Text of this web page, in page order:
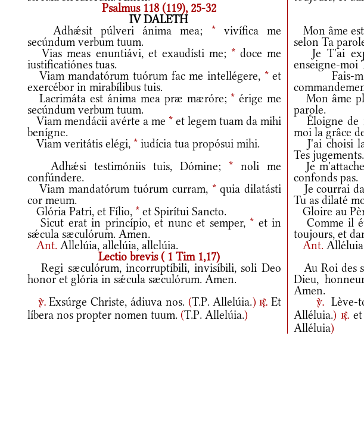
Psalmus 118 (119), 25-32
IV DALETH
Adhǽsit púlveri ánima mea; *vivífica me
secúndum verbum tuum.
Mon âme
selon Ta
Vias meas enuntiávi, et exaudísti me; *doce me
iustificatiónes tuas.
Je T'ai
enseigne-moi
Viam mandatórum tuórum fac me intellégere, *et
exercébor in mirabílibus tuis.
Fais-moi
Lacrimáta est ánima mea præ mæróre; * érige me
secúndum verbum tuum.
Mon âme
parole.
Viam mendácii avérte a me * et legem tuam da mihi
benígne.
Éloigne de
moi la grâce
Viam veritátis elégi, * iudícia tua propósui mihi.
J'ai choisi
Tes jugements.
Adhǽsi testimóniis tuis, Dómine; * noli me
confúndere.
Je
confonds pas.
Viam mandatórum tuórum curram, *quia dilatásti
cor meum.
Je courrai
Tu as dilaté
Glória Patri, et Fílio, * et Spirítui Sancto.
Gloire au
Sicut erat in princípio, et nunc et semper, * et in
sǽcula sæculórum. Amen.
Comme il
toujours, et
Ant. Allelúia, allelúia, allelúia. Ant.
Lectio brevis ( 1 Tim 1,17)
Regi sæculórum, incorruptíbili, invisíbili, soli Deo
honor et glória in sǽcula sæculórum. Amen.
Au Roi des
Dieu,
Amen.
v.Exsúrge Christe, ádiuva nos. (T.P. Allelúia.) r. Et
líbera nos propter nomen tuum. (T.P. Allelúia.)
v.Lève-
Alléluia.) r.
Alléluia)